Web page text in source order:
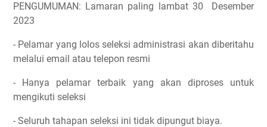
PENGUMUMAN: Lamaran paling lambat 30 Desember
2023
- Pelamar yang lolos seleksi administrasi akan diberitahu
melalui email atau telepon resmi
- Hanya pelamar terbaik yang akan diproses untuk
mengikuti seleksi
- Seluruh tahapan seleksi ini tidak dipungut biaya.